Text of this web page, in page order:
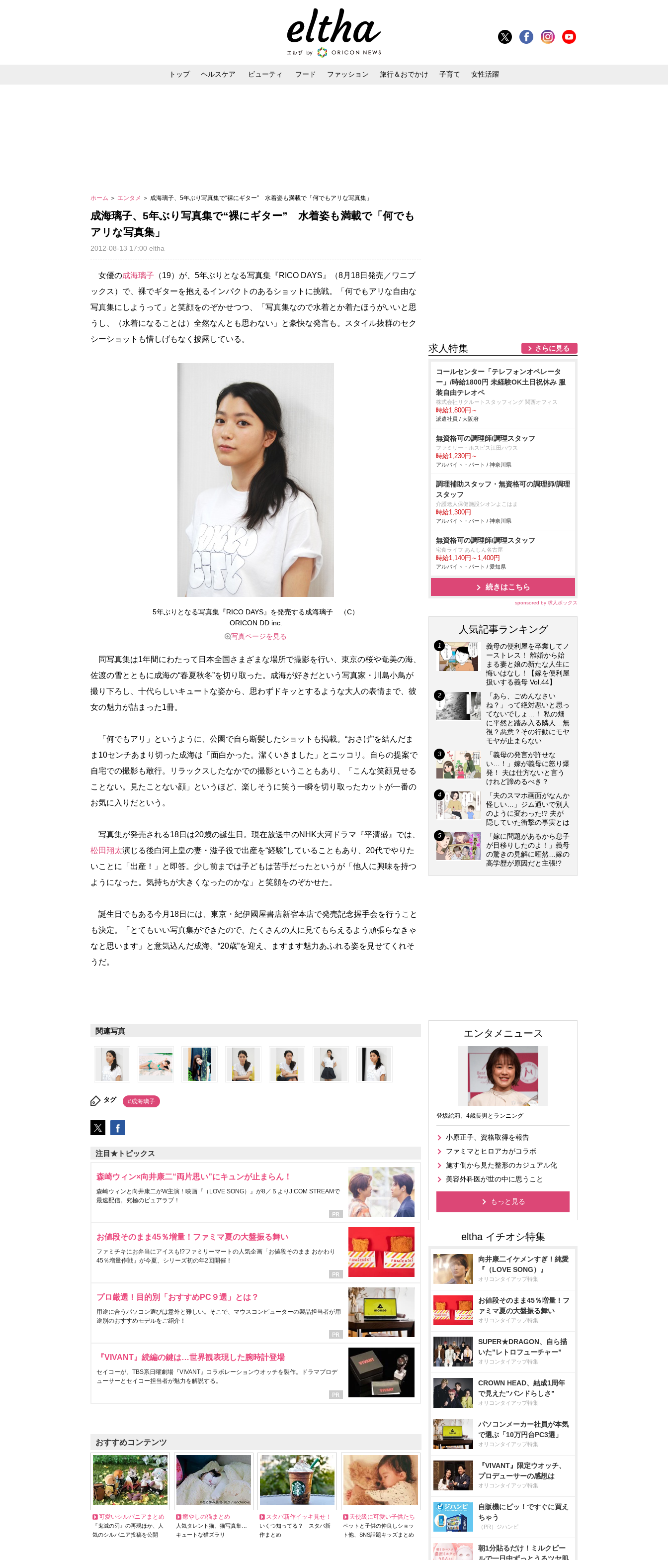
トップ ヘルスケア ビューティ フード ファッション 旅行＆おでかけ 子育て 女性活躍
ホーム ＞ エンタメ ＞ 成海璃子、5年ぶり写真集で“裸にギター” 水着姿も満載で「何でもアリな写真集」
成海璃子、5年ぶり写真集で“裸にギター” 水着姿も満載で「何でも
アリな写真集」
2012-08-13 17:00 eltha
女優の成海璃子 （19）が、5年ぶりとなる写真集『RICO DAYS』（8月18日発売／ワニブ
ックス）で、裸でギターを抱えるインパクトのあるショットに挑戦。「何でもアリな自由な
写真集にしようって」と笑顔をのぞかせつつ、「写真集なので水着とか着たほうがいいと思
うし、（水着になることは）全然なんとも思わない」と豪快な発言も。スタイル抜群のセク
シーショットも惜しげもなく披露している。
5年ぶりとなる写真集『RICO DAYS』を発売する成海璃子 （C）
ORICON DD inc.
写真ページを見る
同写真集は1年間にわたって日本全国さまざまな場所で撮影を行い、東京の桜や奄美の海、
佐渡の雪とともに成海の“春夏秋冬”を切り取った。成海が好きだという写真家・川島小鳥が
撮り下ろし、十代らしいキュートな姿から、思わずドキッとするような大人の表情まで、彼
女の魅力が詰まった1冊。
「何でもアリ」というように、公園で自ら断髪したショットも掲載。“おさげ”を結んだま
ま10センチあまり切った成海は「面白かった。潔くいきました」とニッコリ。自らの提案で
自宅での撮影も敢行。リラックスしたなかでの撮影ということもあり、「こんな笑顔見せる
ことない。見たことない顔」というほど、楽しそうに笑う一瞬を切り取ったカットが一番の
お気に入りだという。
写真集が発売される18日は20歳の誕生日。現在放送中のNHK大河ドラマ『平清盛』では、
松田翔太演じる後白河上皇の妻・滋子役で出産を“経験”していることもあり、20代でやりた
いことに「出産！」と即答。少し前までは子どもは苦手だったというが「他人に興味を持つ
ようになった。気持ちが大きくなったのかな」と笑顔をのぞかせた。
誕生日でもある今月18日には、東京・紀伊國屋書店新宿本店で発売記念握手会を行うこと
も決定。「とてもいい写真集ができたので、たくさんの人に見てもらえるよう頑張らなきゃ
なと思います」と意気込んだ成海。“20歳”を迎え、ますます魅力あふれる姿を見せてくれそ
うだ。
関連写真
タグ #成海璃子
注目★トピックス
森崎ウィン×向井康二“両片思い”にキュンが止まらん！
森崎ウィンと向井康二がW主演！映画『（LOVE SONG）』が8／５よりJ:COM STREAMで
最速配信。究極のピュアラブ！
お値段そのまま45％増量！ファミマ夏の大盤振る舞い
ファミチキにお弁当にアイスも!?ファミリーマートの人気企画「お値段そのまま おかわり
45％増量作戦」が今夏、シリーズ初の年2回開催！
プロ厳選！目的別「おすすめPC９選」とは？
用途に合うパソコン選びは意外と難しい。そこで、マウスコンピューターの製品担当者が用
途別のおすすめモデルをご紹介！
『VIVANT』続編の鍵は…世界観表現した腕時計登場
セイコーが、TBS系日曜劇場『VIVANT』コラボレーションウオッチを製作。ドラマプロデ
ューサーとセイコー担当者が魅力を解説する。
おすすめコンテンツ
可愛いシルバニアまとめ
『鬼滅の刃』の再現ほか、人
気のシルバニア投稿を公開
癒やしの猫まとめ
人気タレント猫、猫写真集…
キュートな猫ズラリ
スタバ新作イッキ見せ！
いくつ知ってる？ スタバ新
作まとめ
天使級に可愛い子供たち
ペットと子供の仲良しショッ
ト他、SNS話題キッズまとめ
求人特集 さらに見る
コールセンター「テレフォンオペレータ
ー」/時給1800円 未経験OK土日祝休み 服
装自由テレオペ
株式会社リクルートスタッフィング 関西オフィス
時給1,800円～
派遣社員 / 大阪府
無資格可の調理師/調理スタッフ
ファミリー・ホスピス江田ハウス
時給1,230円～
アルバイト・パート / 神奈川県
調理補助スタッフ・無資格可の調理師/調理
スタッフ
介護老人保健施設シオンよこはま
時給1,300円
アルバイト・パート / 神奈川県
無資格可の調理師/調理スタッフ
宅食ライフ あんしん名古屋
時給1,140円～1,400円
アルバイト・パート / 愛知県
続きはこちら
sponsored by 求人ボックス
人気記事ランキング
義母の便利屋を卒業してノ
ーストレス！ 離婚から始
まる妻と娘の新たな人生に
悔いはなし！【嫁を便利屋
扱いする義母 Vol.44】
「あら、ごめんなさい
ね？」って絶対悪いと思っ
てないでしょ…！ 私の畑
に平然と踏み入る隣人…無
視？悪意？その行動にモヤ
モヤが止まらない
「義母の発言が許せな
い…！」嫁が義母に怒り爆
発！ 夫は仕方ないと言う
けれど諦めるべき？
「夫のスマホ画面がなんか
怪しい…」ジム通いで別人
のように変わった!? 夫が
隠していた衝撃の事実とは
「嫁に問題があるから息子
が目移りしたのよ！」義母
の驚きの見解に唖然…嫁の
高学歴が原因だと主張!?
エンタメニュース
登坂絵莉、4歳長男とランニング
小原正子、資格取得を報告
ファミマとヒロアカがコラボ
施す側から見た整形のカジュアル化
美容外科医が世の中に思うこと
もっと見る
向井康二イケメンすぎ！純愛
『（LOVE SONG）』
オリコンタイアップ特集
お値段そのまま45％増量！フ
ァミマ夏の大盤振る舞い
オリコンタイアップ特集
SUPER★DRAGON、自ら描
いた”レトロフューチャー”
オリコンタイアップ特集
CROWN HEAD、結成1周年
で見えた”バンドらしさ”
オリコンタイアップ特集
パソコンメーカー社員が本気
で選ぶ「10万円台PC3選」
オリコンタイアップ特集
『VIVANT』限定ウオッチ、
プロデューサーの感想は
オリコンタイアップ特集
自販機にピッ！ですぐに買え
ちゃう
（PR）ジハンピ
朝1分貼るだけ！ミルクピー